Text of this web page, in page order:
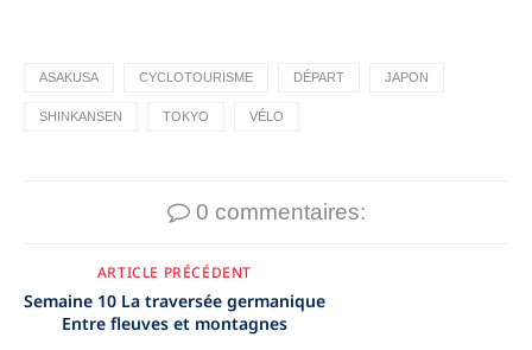
ASAKUSA CYCLOTOURISME DÉPART JAPON
SHINKANSEN TOKYO VÉLO
0 commentaires:
ARTICLE PRÉCÉDENT
Semaine 10 La traversée germanique
Entre fleuves et montagnes